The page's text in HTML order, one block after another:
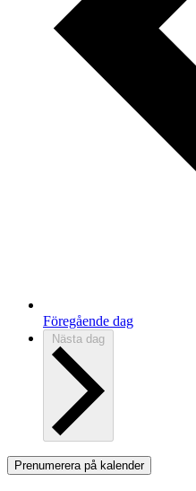
Föregående dag
Nästa dag
Prenumerera på kalender